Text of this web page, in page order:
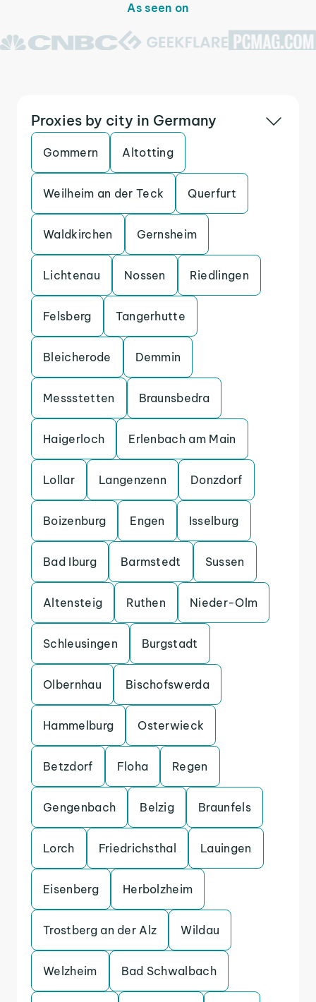
As seen on
Proxies by city in Germany
Gommern Altotting
Weilheim an der Teck Querfurt
Waldkirchen Gernsheim
Lichtenau Nossen Riedlingen
Felsberg Tangerhutte
Bleicherode Demmin
Messstetten Braunsbedra
Haigerloch Erlenbach am Main
Lollar Langenzenn Donzdorf
Boizenburg Engen Isselburg
Bad Iburg Barmstedt Sussen
Altensteig Ruthen Nieder-Olm
Schleusingen Burgstadt
Olbernhau Bischofswerda
Hammelburg Osterwieck
Betzdorf Floha Regen
Gengenbach Belzig Braunfels
Lorch Friedrichsthal Lauingen
Eisenberg Herbolzheim
Trostberg an der Alz Wildau
Welzheim Bad Schwalbach